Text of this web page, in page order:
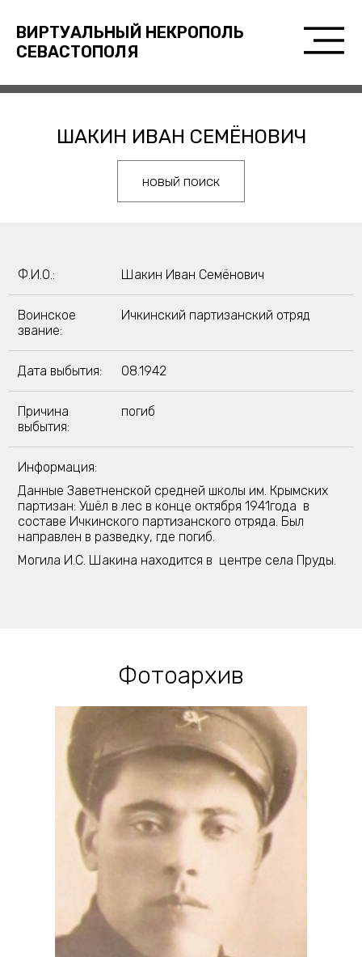
ВИРТУАЛЬНЫЙ НЕКРОПОЛЬ
СЕВАСТОПОЛЯ
ШАКИН ИВАН СЕМЁНОВИЧ
новый поиск
Ф.И.О.: Шакин Иван Семёнович
Воинское
звание:
Ичкинский партизанский отряд
Дата выбытия: 08.1942
Причина
выбытия:
погиб
Информация:
Данные Заветненской средней школы им. Крымских
партизан: Ушёл в лес в конце октября 1941года в
составе Ичкинского партизанского отряда. Был
направлен в разведку, где погиб.
Могила И.С. Шакина находится в центре села Пруды.
Фотоархив